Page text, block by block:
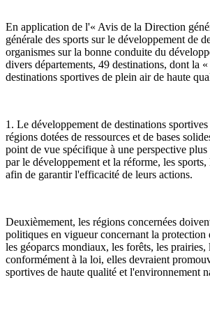
En application de l'« Avis de la Direction
générale des sports sur le développement de
organismes sur la bonne conduite du
divers départements, 49 destinations, dont la
destinations sportives de plein air de haute
1. Le développement de destinations
régions dotées de ressources et de bases
point de vue spécifique à une perspective
par le développement et la réforme, les
afin de garantir l'efficacité de leurs actions.
Deuxièmement, les régions concernées
politiques en vigueur concernant la protection
les géoparcs mondiaux, les forêts, les
conformément à la loi, elles devraient
sportives de haute qualité et l'environnement